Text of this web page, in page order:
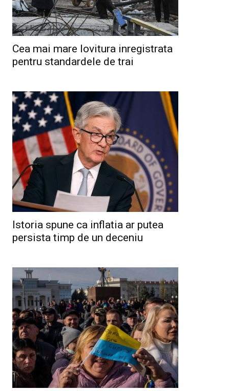
Cea mai mare lovitura inregistrata
pentru standardele de trai
Istoria spune ca inflatia ar putea
persista timp de un deceniu